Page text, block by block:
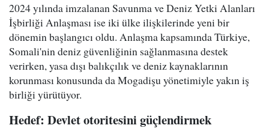
2024 yılında imzalanan Savunma ve Deniz Yetki Alanları
İşbirliği Anlaşması ise iki ülke ilişkilerinde yeni bir
dönemin başlangıcı oldu. Anlaşma kapsamında Türkiye,
Somali'nin deniz güvenliğinin sağlanmasına destek
verirken, yasa dışı balıkçılık ve deniz kaynaklarının
korunması konusunda da Mogadişu yönetimiyle yakın iş
birliği yürütüyor.
Hedef: Devlet otoritesini güçlendirmek